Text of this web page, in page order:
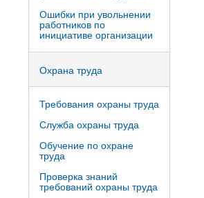
Ошибки при увольнении
работников по
инициативе организации
Охрана труда
Требования охраны труда
Служба охраны труда
Обучение по охране
труда
Проверка знаний
требований охраны труда